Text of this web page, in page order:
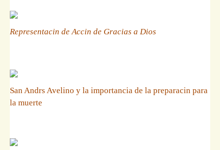
Representacin de Accin de Gracias a Dios
San Andrs Avelino y la importancia de la preparacin para
la muerte